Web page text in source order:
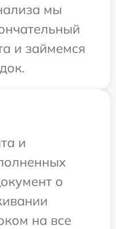
мы
и займемся
и
о
на все